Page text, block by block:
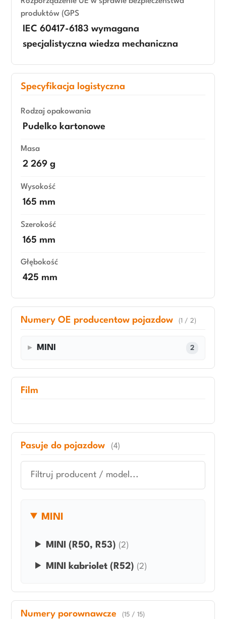
produktów (GPS
IEC 60417-6183 wymagana
specjalistyczna wiedza mechaniczna
Specyfikacja logistyczna
Rodzaj opakowania
Pudelko kartonowe
Masa
2 269 g
Wysokość
165 mm
Szerokość
165 mm
Głębokość
425 mm
Numery OE producentow pojazdow (1 / 2)
MINI 2
Film
Pasuje do pojazdow (4)
MINI
MINI (R50, R53) (2)
MINI kabriolet (R52) (2)
Numery porownawcze (15 / 15)